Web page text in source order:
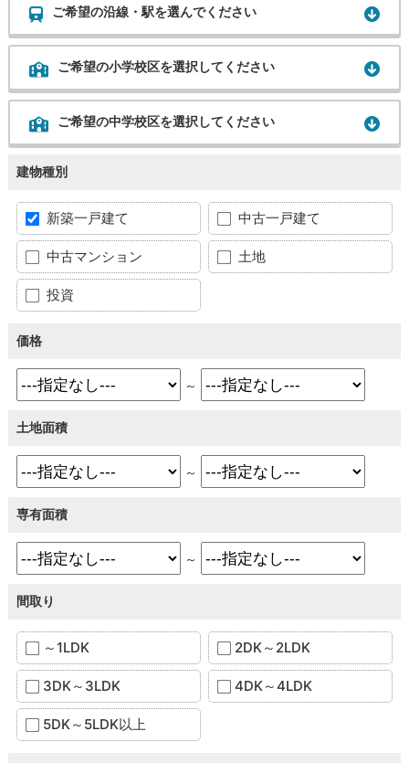
ご希望の沿線・駅を選んでください
ご希望の小学校区を選択してください
ご希望の中学校区を選択してください
建物種別
新築一戸建て 中古一戸建て
中古マンション 土地
投資
価格
～
土地面積
～
専有面積
～
間取り
～1LDK 2DK～2LDK
3DK～3LDK 4DK～4LDK
5DK～5LDK以上